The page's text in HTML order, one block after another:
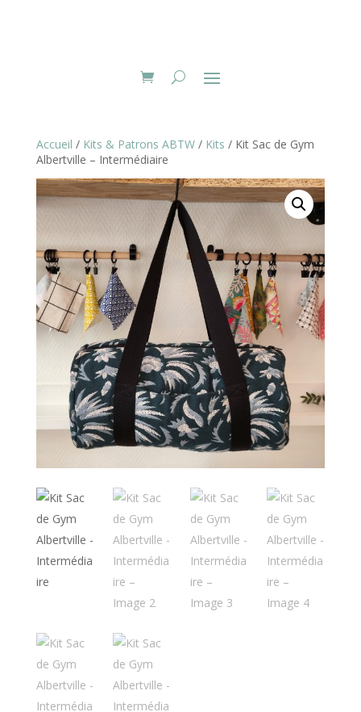
Accueil / Kits & Patrons ABTW/ Kits / Kit Sac de Gym
Albertville – Intermédiaire